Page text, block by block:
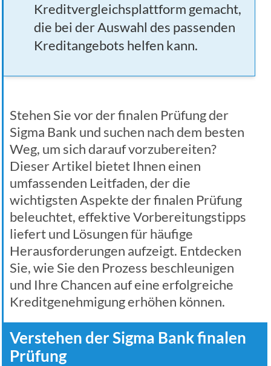
Kreditvergleichsplattform gemacht,
die bei der Auswahl des passenden
Kreditangebots helfen kann.
Stehen Sie vor der finalen Prüfung der
Sigma Bank und suchen nach dem besten
Weg, um sich darauf vorzubereiten?
Dieser Artikel bietet Ihnen einen
umfassenden Leitfaden, der die
wichtigsten Aspekte der finalen Prüfung
beleuchtet, effektive Vorbereitungstipps
liefert und Lösungen für häufige
Herausforderungen aufzeigt. Entdecken
Sie, wie Sie den Prozess beschleunigen
und Ihre Chancen auf eine erfolgreiche
Kreditgenehmigung erhöhen können.
Verstehen der Sigma Bank finalen
Prüfung